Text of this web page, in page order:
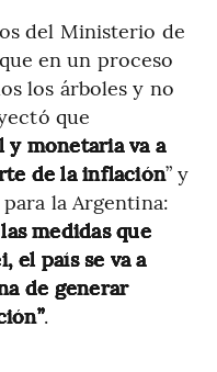
del Ministerio de
en un proceso
los árboles y no
que
monetaria va a
de la inflación” y
la Argentina:
medidas que
el país se va a
de generar
.